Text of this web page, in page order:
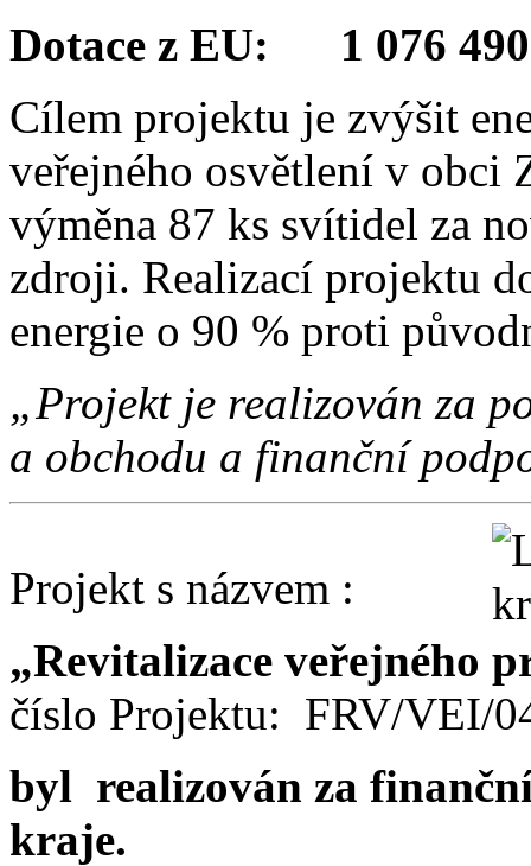
Dotace z EU: 1 076
Cílem projektu je zvýšit
veřejného osvětlení v obci
výměna 87 ks svítidel za
zdroji. Realizací projektu
energie o 90 % proti
„Projekt je realizován
a obchodu a finanční
Projekt s názvem :
„Revitalizace veřejného
číslo Projektu: FRV/VEI/
byl realizován za
kraje.